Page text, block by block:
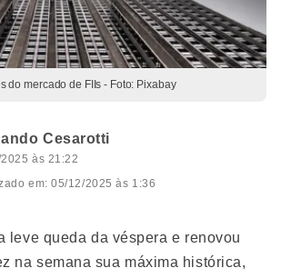
do mercado de FIIs - Foto: Pixabay
Cesarotti
às 21:22
em: 05/12/2025 às 1:36
leve queda da véspera e renovou
na semana sua máxima histórica,